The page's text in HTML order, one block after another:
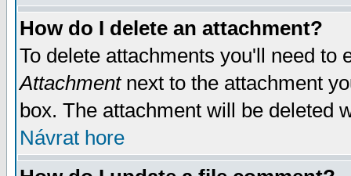
How do I delete an attachment?
To delete attachments you'll need
Attachmentnext to the attachment
box. The attachment will be deleted
Návrat hore